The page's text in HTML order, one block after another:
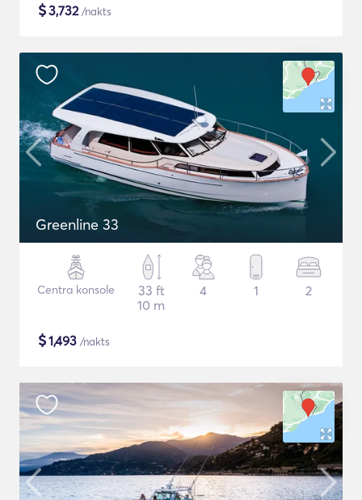
$3,732/nakts
Greenline 33
Centra konsole
33 ft
10 m
4 1 2
$1,493 /nakts